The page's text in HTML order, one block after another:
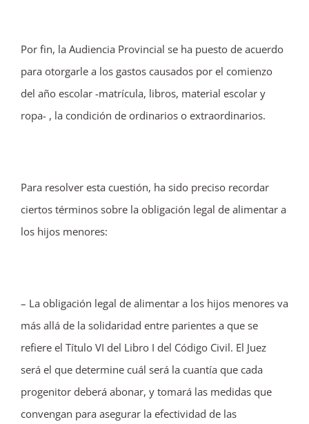
imagen
más
grande
Por fin, la Audiencia Provincial se ha puesto de acuerdo
para otorgarle a los gastos causados por el comienzo
del año escolar -matrícula, libros, material escolar y
ropa- , la condición de ordinarios o extraordinarios.
Para resolver esta cuestión, ha sido preciso recordar
ciertos términos sobre la obligación legal de alimentar a
los hijos menores:
– La obligación legal de alimentar a los hijos menores va
más allá de la solidaridad entre parientes a que se
refiere el Título VI del Libro I del Código Civil. El Juez
será el que determine cuál será la cuantía que cada
progenitor deberá abonar, y tomará las medidas que
convengan para asegurar la efectividad de las